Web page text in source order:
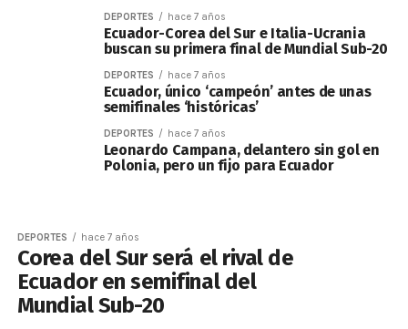
DEPORTES hace 7 años
Ecuador-Corea del Sur e Italia-Ucrania
buscan su primera final de Mundial Sub-20
DEPORTES hace 7 años
Ecuador, único ‘campeón’ antes de unas
semifinales ‘históricas’
DEPORTES hace 7 años
Leonardo Campana, delantero sin gol en
Polonia, pero un fijo para Ecuador
DEPORTES hace 7 años
Corea del Sur será el rival de
Ecuador en semifinal del
Mundial Sub-20